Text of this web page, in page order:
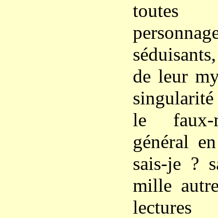
toutes
de leur
le faux-
général
sais-je ?
mille
lectures